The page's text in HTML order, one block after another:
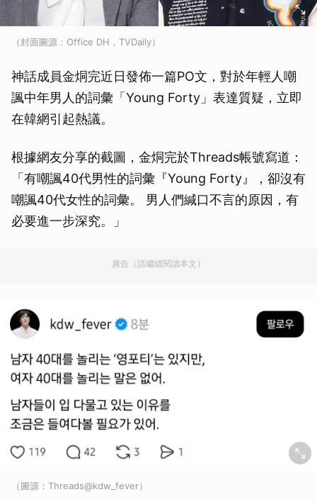
（封面圖源：Office DH，TVDaily）
神話成員金烔完近日發佈一篇PO文，對於年輕人嘲
諷中年男人的詞彙「Young Forty」表達質疑，立即
在韓網引起熱議。
根據網友分享的截圖，金烔完於Threads帳號寫道：
「有嘲諷40代男性的詞彙『Young Forty』，卻沒有
嘲諷40代女性的詞彙。 男人們緘口不言的原因，有
必要進一步深究。」
廣告（請繼續閱讀本文）
（圖源：Threads@kdw_fever）